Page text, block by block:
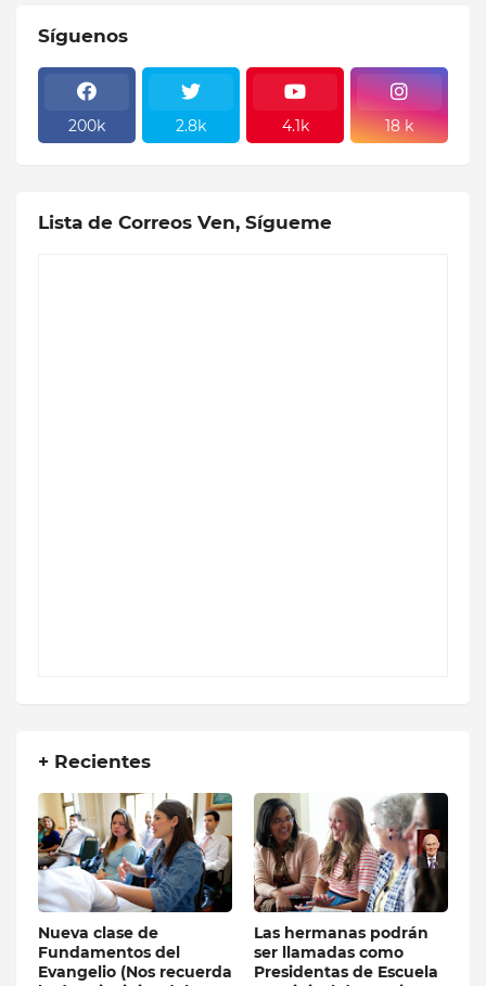
Síguenos
200k 2.8k 4.1k 18 k
Lista de Correos Ven, Sígueme
+ Recientes
Nueva clase de
Fundamentos del
Evangelio (Nos recuerda
Las hermanas podrán
ser llamadas como
Presidentas de Escuela